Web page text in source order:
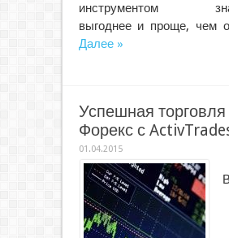
инструментом
выгоднее и проще, чем
Далее »
Успешная торговля
Форекс с
01.04.2015